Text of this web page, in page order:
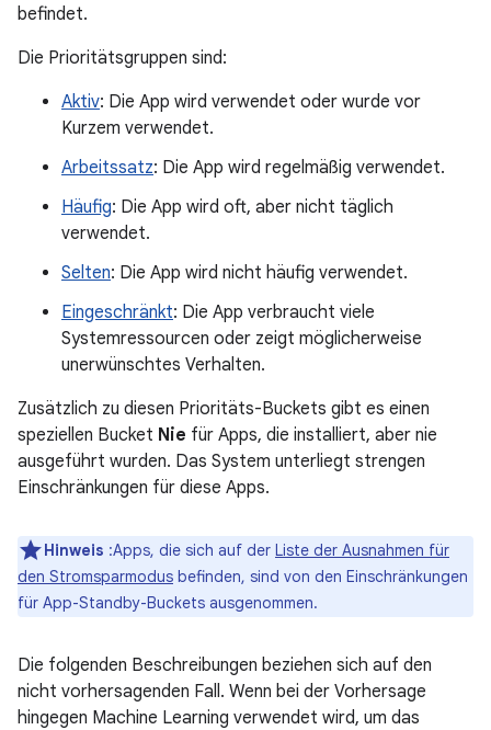
befindet.
Die Prioritätsgruppen sind:
Aktiv: Die App wird verwendet oder wurde vor
Kurzem verwendet.
Arbeitssatz: Die App wird regelmäßig verwendet.
Häufig: Die App wird oft, aber nicht täglich
verwendet.
Selten: Die App wird nicht häufig verwendet.
Eingeschränkt: Die App verbraucht viele
Systemressourcen oder zeigt möglicherweise
unerwünschtes Verhalten.
Zusätzlich zu diesen Prioritäts-Buckets gibt es einen
speziellen Bucket Nie für Apps, die installiert, aber nie
ausgeführt wurden. Das System unterliegt strengen
Einschränkungen für diese Apps.
Hinweis :Apps, die sich auf der Liste der Ausnahmen für
den Stromsparmodus befinden, sind von den Einschränkungen
für App-Standby-Buckets ausgenommen.
Die folgenden Beschreibungen beziehen sich auf den
nicht vorhersagenden Fall. Wenn bei der Vorhersage
hingegen Machine Learning verwendet wird, um das